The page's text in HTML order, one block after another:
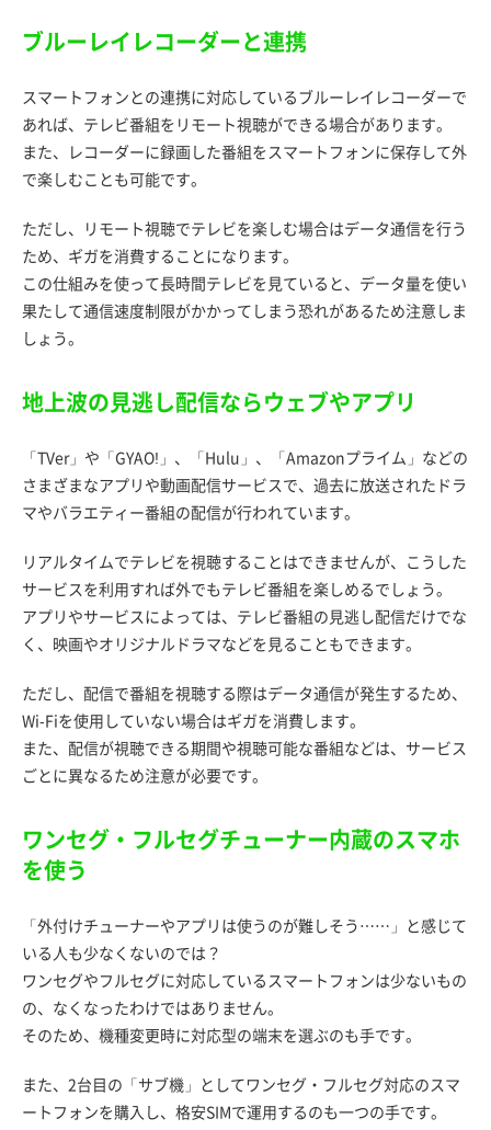
ブルーレイレコーダーと連携
スマートフォンとの連携に対応しているブルーレイレコーダーで
あれば、テレビ番組をリモート視聴ができる場合があります。
また、レコーダーに録画した番組をスマートフォンに保存して外
で楽しむことも可能です。
ただし、リモート視聴でテレビを楽しむ場合はデータ通信を行う
ため、ギガを消費することになります。
この仕組みを使って長時間テレビを見ていると、データ量を使い
果たして通信速度制限がかかってしまう恐れがあるため注意しま
しょう。
地上波の見逃し配信ならウェブやアプリ
「TVer」や「GYAO!」、「Hulu」、「Amazonプライム」などの
さまざまなアプリや動画配信サービスで、過去に放送されたドラ
マやバラエティー番組の配信が行われています。
リアルタイムでテレビを視聴することはできませんが、こうした
サービスを利用すれば外でもテレビ番組を楽しめるでしょう。
アプリやサービスによっては、テレビ番組の見逃し配信だけでな
く、映画やオリジナルドラマなどを見ることもできます。
ただし、配信で番組を視聴する際はデータ通信が発生するため、
Wi-Fiを使用していない場合はギガを消費します。
また、配信が視聴できる期間や視聴可能な番組などは、サービス
ごとに異なるため注意が必要です。
ワンセグ・フルセグチューナー内蔵のスマホ
を使う
「外付けチューナーやアプリは使うのが難しそう……」と感じて
いる人も少なくないのでは？
ワンセグやフルセグに対応しているスマートフォンは少ないもの
の、なくなったわけではありません。
そのため、機種変更時に対応型の端末を選ぶのも手です。
また、2台目の「サブ機」としてワンセグ・フルセグ対応のスマ
ートフォンを購入し、格安SIMで運用するのも一つの手です。